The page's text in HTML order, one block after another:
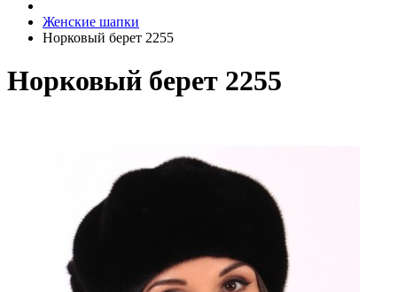
Женские шапки
Норковый берет 2255
Норковый берет 2255